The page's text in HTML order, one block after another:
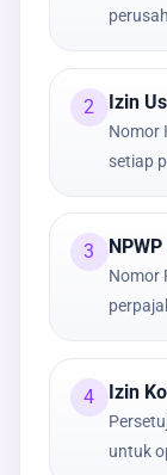
2 Izin
Nomor
setiap
3
Nomor
4 Izin
untuk